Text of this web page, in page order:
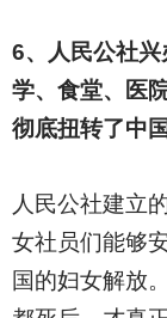
6、人民公社
学、食堂、医
彻底扭转了中
人民公社建立
女社员们能够
国的妇女解放